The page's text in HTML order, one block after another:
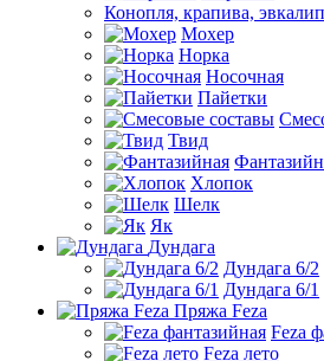
Конопля, крапива,
Мохер
Норка
Носочная
Пайетки
Твид
Хлопок
Шелк
Як
Дундага
Дундага 6/2
Дундага 6/1
Пряжа Feza
Feza
Feza лето